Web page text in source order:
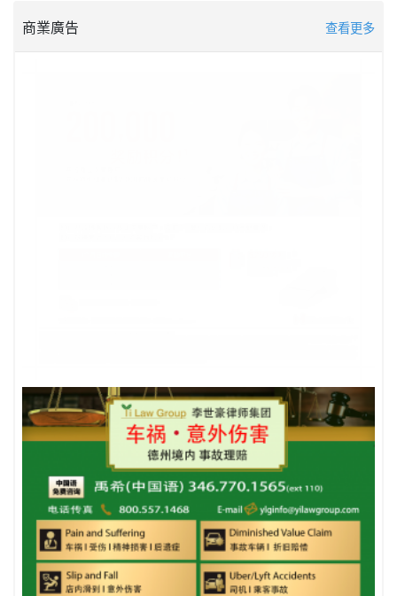
商業廣告 查看更多